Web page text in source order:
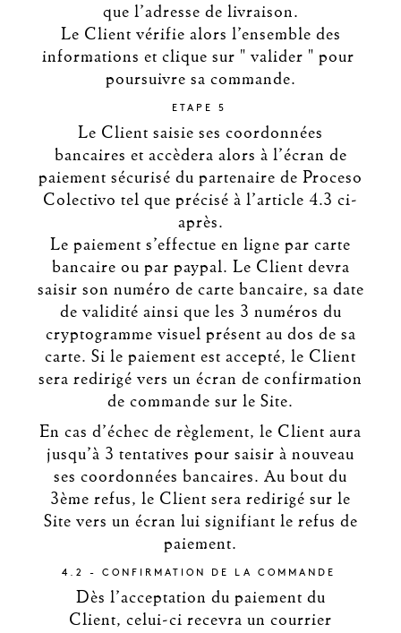
que l’adresse de livraison.
Le Client vérifie alors l’ensemble des
informations et clique sur " valider " pour
poursuivre sa commande.
ETAPE 5
Le Client saisie ses coordonnées
bancaires et accèdera alors à l’écran de
paiement sécurisé du partenaire de Proceso
Colectivo tel que précisé à l’article 4.3 ci-
après.
Le paiement s’effectue en ligne par carte
bancaire ou par paypal. Le Client devra
saisir son numéro de carte bancaire, sa date
de validité ainsi que les 3 numéros du
cryptogramme visuel présent au dos de sa
carte. Si le paiement est accepté, le Client
sera redirigé vers un écran de confirmation
de commande sur le Site.
En cas d’échec de règlement, le Client aura
jusqu’à 3 tentatives pour saisir à nouveau
ses coordonnées bancaires. Au bout du
3ème refus, le Client sera redirigé sur le
Site vers un écran lui signifiant le refus de
paiement.
4.2 - CONFIRMATION DE LA COMMANDE
Dès l’acceptation du paiement du
Client, celui-ci recevra un courrier